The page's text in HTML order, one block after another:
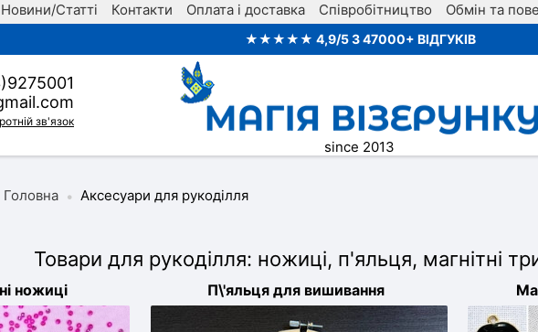
Новини/Статті Контакти Оплата і доставка Співробітництво Обмін та
★★★★★ 4,9/5 З 47000+ ВІДГУКІВ
зв'язок
since 2013
Головна • Аксесуари для рукоділля
Товари для рукоділля: ножиці, п'яльця, магнітні
ножиці П\'яльця для вишивання